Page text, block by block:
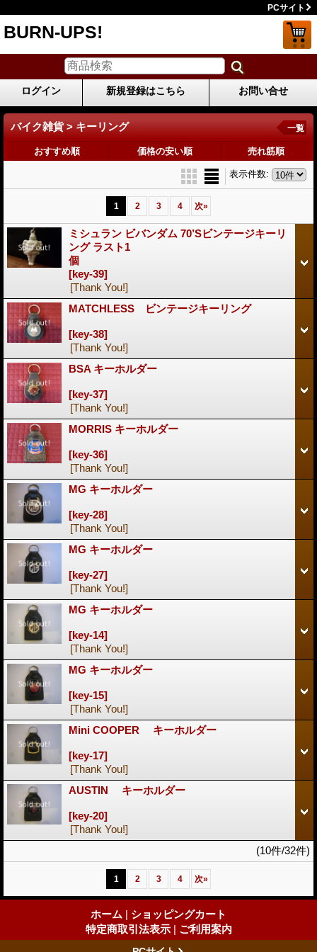
PCサイト
BURN-UPS!
ログイン 新規登録はこちら お問い合せ
バイク雑貨 > キーリング 一覧
おすすめ順 価格の安い順 売れ筋順
表示件数:
1 2 3 4 次»
ミシュラン ビバンダム 70’Sビンテージキーリ
ング ラスト1
個
[key-39]
[Thank You!]
MATCHLESS ビンテージキーリング
[key-38]
[Thank You!]
BSA キーホルダー
[key-37]
[Thank You!]
MORRIS キーホルダー
[key-36]
[Thank You!]
MG キーホルダー
[key-28]
[Thank You!]
MG キーホルダー
[key-27]
[Thank You!]
MG キーホルダー
[key-14]
[Thank You!]
MG キーホルダー
[key-15]
[Thank You!]
Mini COOPER キーホルダー
[key-17]
[Thank You!]
AUSTIN キーホルダー
[key-20]
[Thank You!]
(10件/32件)
1 2 3 4 次»
ホーム | ショッピングカート
特定商取引法表示 | ご利用案内